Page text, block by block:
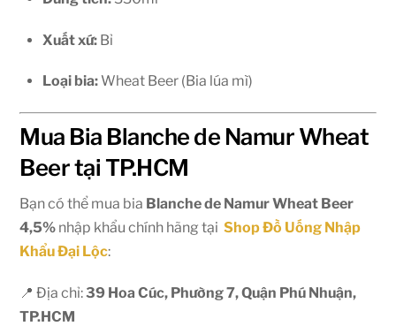
Xuất xứ: Bỉ
Loại bia: Wheat Beer (Bia lúa mì)
Mua Bia Blanche de Namur Wheat
Beer tại TP.HCM
Bạn có thể mua bia Blanche de Namur Wheat Beer
4,5% nhập khẩu chính hãng tại Shop Đồ Uống Nhập
Khẩu Đại Lộc:
📍 Địa chỉ:39 Hoa Cúc, Phường 7, Quận Phú Nhuận,
TP.HCM